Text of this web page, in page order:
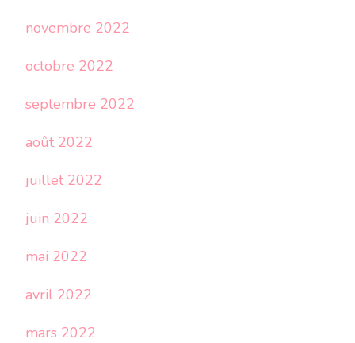
novembre 2022
octobre 2022
septembre 2022
août 2022
juillet 2022
juin 2022
mai 2022
avril 2022
mars 2022